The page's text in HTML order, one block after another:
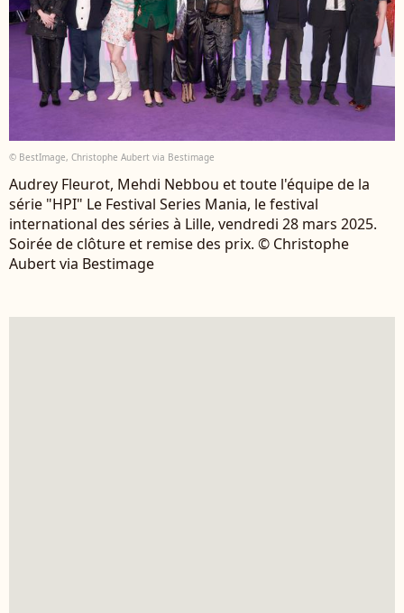
© BestImage, Christophe Aubert via Bestimage
Audrey Fleurot, Mehdi Nebbou et toute l'équipe de la
série "HPI" Le Festival Series Mania, le festival
international des séries à Lille, vendredi 28 mars 2025.
Soirée de clôture et remise des prix. © Christophe
Aubert via Bestimage